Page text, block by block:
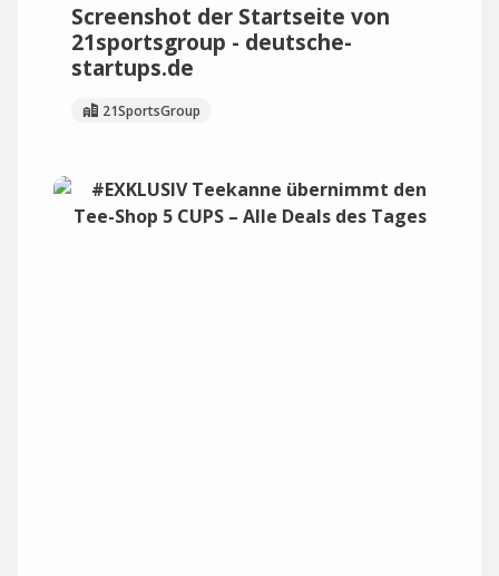
Screenshot der Startseite von
21sportsgroup - deutsche-
startups.de
21SportsGroup